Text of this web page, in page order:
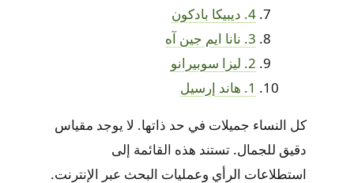
4. ديبيكا بادكون
3. نانا ايم جين آه
2. ليزا سوبيرانو
1. هاند إرسيل
كل النساء جميلات في حد ذاتها. لا يوجد مقياس
دقيق للجمال. تستند هذه القائمة إلى
استطلاعات الرأي وعمليات البحث عبر الإنترنت.